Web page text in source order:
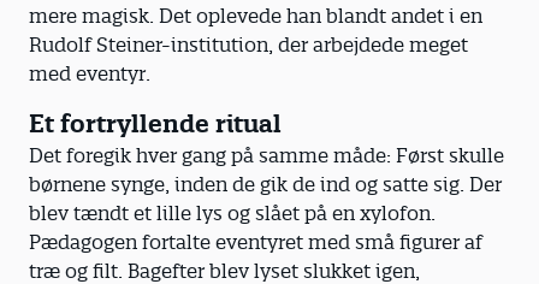
mere magisk. Det oplevede han blandt andet i en
Rudolf Steiner-institution, der arbejdede meget
med eventyr.
Et fortryllende ritual
Det foregik hver gang på samme måde: Først skulle
børnene synge, inden de gik de ind og satte sig. Der
blev tændt et lille lys og slået på en xylofon.
Pædagogen fortalte eventyret med små figurer af
træ og filt. Bagefter blev lyset slukket igen,